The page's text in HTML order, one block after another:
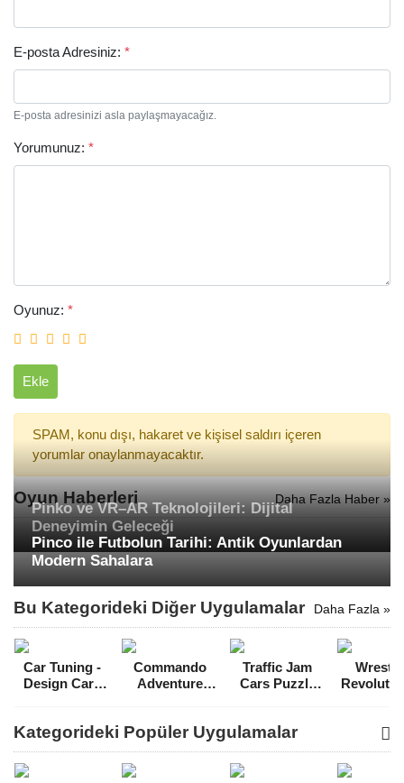
Arama
E-posta Adresiniz: *
E-posta adresinizi asla paylaşmayacağız.
Yorumunuz: *
Oyunuz: *
Ekle
SPAM, konu dışı, hakaret ve kişisel saldırı içeren
yorumlar onaylanmayacaktır.
Oyun Haberleri Daha Fazla Haber »
Pinko ve VR–AR Teknolojileri: Dijital
Deneyimin Geleceği
Pinco ile Futbolun Tarihi: Antik Oyunlardan
Modern Sahalara
Bu Kategorideki Diğer Uygulamalar Daha Fazla »
Car Tuning -
Design Cars
Commando
Adventure
APK [v1.76]
Traffic Jam
Cars Puzzle
[v1.5.6]
Kategorideki Popüler Uygulamalar